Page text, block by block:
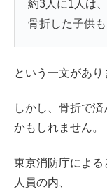
約3人に1人は
骨折した子供も
という一文があり
しかし、骨折で
かもしれません。
東京消防庁によ
人員の内、